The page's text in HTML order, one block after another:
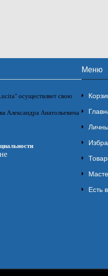
осуществляет свою
Александра Анатольевича
Меню
Есть